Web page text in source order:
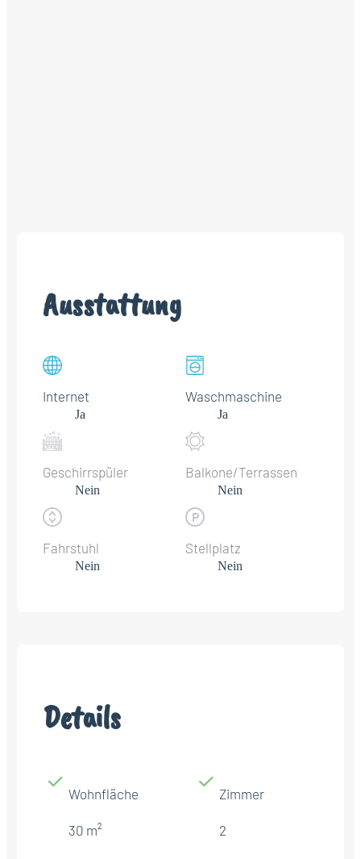
Ausstattung
Internet
Ja
Waschmaschine
Ja
Geschirrspüler
Nein
Balkone/Terrassen
Nein
Fahrstuhl
Nein
Stellplatz
Nein
Details
Wohnfläche
30 m²
Zimmer
2